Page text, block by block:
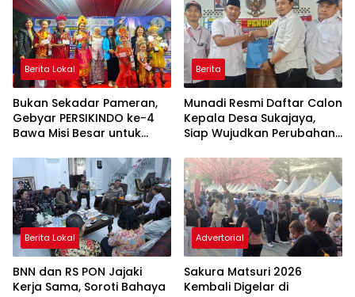
Berita Lokal
Bukan Sekadar Pameran,
Gebyar PERSIKINDO ke-4
Bawa Misi Besar untuk
Berita
Munadi Resmi Daftar Calon
Kepala Desa Sukajaya,
Siap Wujudkan Perubahan
Berita Lokal
BNN dan RS PON Jajaki
Kerja Sama, Soroti Bahaya
Advertorial
Sakura Matsuri 2026
Kembali Digelar di